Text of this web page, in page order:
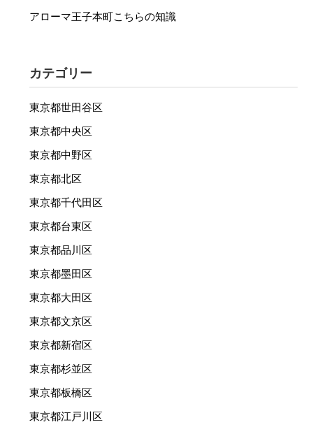
アローマ王子本町こちらの知識
カテゴリー
東京都世田谷区
東京都中央区
東京都中野区
東京都北区
東京都千代田区
東京都台東区
東京都品川区
東京都墨田区
東京都大田区
東京都文京区
東京都新宿区
東京都杉並区
東京都板橋区
東京都江戸川区